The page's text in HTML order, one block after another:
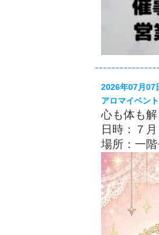
2026年07月07
アロマイベン
心も体も
日時：７
場所：一